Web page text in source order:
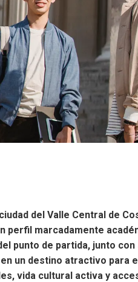
del Valle Central de
perfil marcadamente
punto de partida, junto
un destino atractivo para
vida cultural activa y